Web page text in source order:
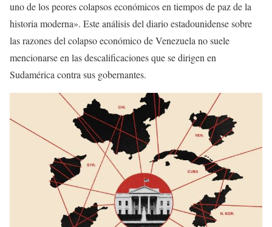
uno de los peores colapsos económicos en tiempos de paz de la
historia moderna». Este análisis del diario estadounidense sobre
las razones del colapso económico de Venezuela no suele
mencionarse en las descalificaciones que se dirigen en
Sudamérica contra sus gobernantes.